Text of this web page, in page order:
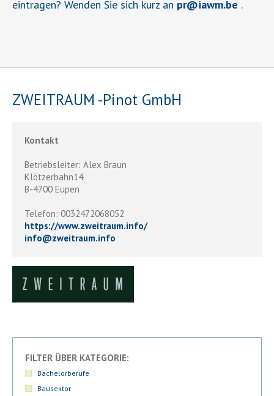
eintragen? Wenden Sie sich kurz an pr@iawm.be .
ZWEITRAUM -Pinot GmbH
Kontakt
Betriebsleiter: Alex Braun
Klötzerbahn14
B-4700 Eupen
Telefon: 0032472068052
https://www.zweitraum.info/
info@zweitraum.info
FILTER ÜBER KATEGORIE:
Bachelorberufe
Bausektor